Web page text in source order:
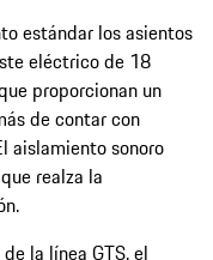
estándar los asientos
eléctrico de 18
proporcionan un
de contar con
aislamiento sonoro
realza la
la línea GTS, el